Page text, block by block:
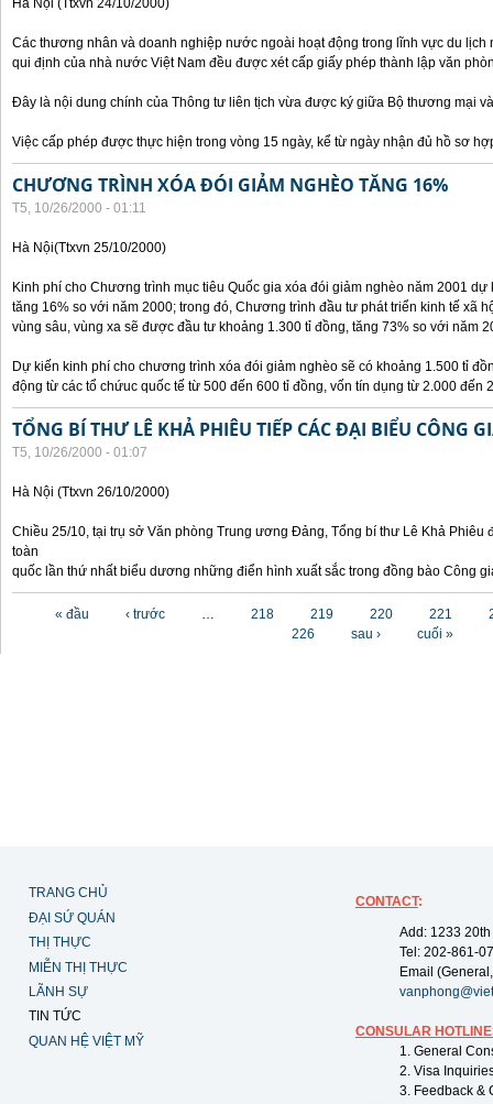
Hà Nội (Ttxvn 24/10/2000)
Các thương nhân và doanh nghiệp nước ngoài hoạt động trong lĩnh vực du lịch
qui định của nhà nước Việt Nam đều được xét cấp giấy phép thành lập văn
Đây là nội dung chính của Thông tư liên tịch vừa được ký giữa Bộ thương mại
Việc cấp phép được thực hiện trong vòng 15 ngày, kể từ ngày nhận đủ hồ sơ
CHƯƠNG TRÌNH XÓA ĐÓI GIẢM NGHÈO TĂNG 16%
T5, 10/26/2000 - 01:11
Hà Nội(Ttxvn 25/10/2000)
Kinh phí cho Chương trình mục tiêu Quốc gia xóa đói giảm nghèo năm 2001
tăng 16% so với năm 2000; trong đó, Chương trình đầu tư phát triển kinh tế xã
vùng sâu, vùng xa sẽ được đầu tư khoảng 1.300 tỉ đồng, tăng 73% so với năm
Dự kiến kinh phí cho chương trình xóa đói giảm nghèo sẽ có khoảng 1.500 tỉ
động từ các tổ chứuc quốc tế từ 500 đến 600 tỉ đồng, vốn tín dụng từ 2.000 đến
TỔNG BÍ THƯ LÊ KHẢ PHIÊU TIẾP CÁC ĐẠI BIỂU CÔNG
T5, 10/26/2000 - 01:07
Hà Nội (Ttxvn 26/10/2000)
Chiều 25/10, tại trụ sở Văn phòng Trung ương Đảng, Tổng bí thư Lê Khả Phiêu
toàn
quốc lần thứ nhất biểu dương những điển hình xuất sắc trong đồng bào Công
« đầu ‹ trước … 218 219 220 221
226
sau › cuối »
TRANG CHỦ
ĐẠI SỨ QUÁN
THỊ THỰC
MIỄN THỊ THỰC
LÃNH SỰ
TIN TỨC
QUAN HỆ VIỆT MỸ
CONTACT:
Add: 1233
Tel: 202-861-
Email
CONSULAR
1. General
2. Visa
3. Feedback &